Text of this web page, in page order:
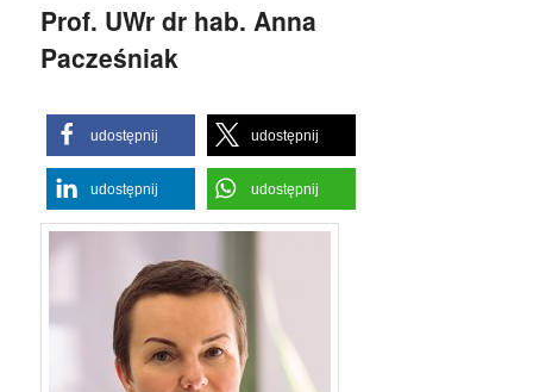
Prof. UWr dr hab. Anna
Pacześniak
udostępnij udostępnij
udostępnij udostępnij